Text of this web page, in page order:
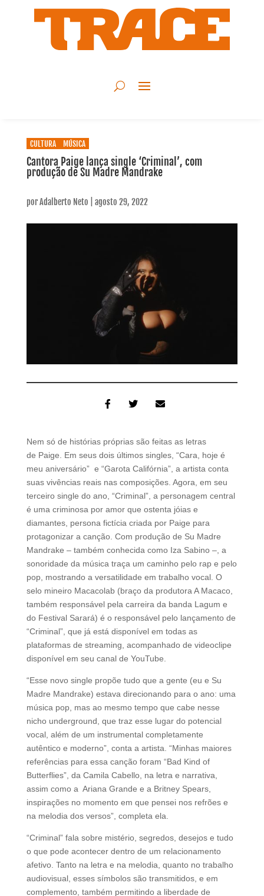
CULTURA MÚSICA
Cantora Paige lança single ‘Criminal’, com
produção de Su Madre Mandrake
porAdalberto Neto agosto 29, 2022
Nem só de histórias próprias são feitas as letras
de Paige. Em seus dois últimos singles, “Cara, hoje é
meu aniversário” e “Garota Califórnia”, a artista conta
suas vivências reais nas composições. Agora, em seu
terceiro single do ano, “Criminal”, a personagem central
é uma criminosa por amor que ostenta jóias e
diamantes, persona fictícia criada por Paige para
protagonizar a canção. Com produção de Su Madre
Mandrake – também conhecida como Iza Sabino –, a
sonoridade da música traça um caminho pelo rap e pelo
pop, mostrando a versatilidade em trabalho vocal. O
selo mineiro Macacolab (braço da produtora A Macaco,
também responsável pela carreira da banda Lagum e
do Festival Sarará) é o responsável pelo lançamento de
“Criminal”, que já está disponível em todas as
plataformas de streaming, acompanhado de videoclipe
disponível em seu canal de YouTube.
“Esse novo single propõe tudo que a gente (eu e Su
Madre Mandrake) estava direcionando para o ano: uma
música pop, mas ao mesmo tempo que cabe nesse
nicho underground, que traz esse lugar do potencial
vocal, além de um instrumental completamente
autêntico e moderno”, conta a artista. “Minhas maiores
referências para essa canção foram “Bad Kind of
Butterflies”, da Camila Cabello, na letra e narrativa,
assim como a Ariana Grande e a Britney Spears,
inspirações no momento em que pensei nos refrões e
na melodia dos versos”, completa ela.
“Criminal” fala sobre mistério, segredos, desejos e tudo
o que pode acontecer dentro de um relacionamento
afetivo. Tanto na letra e na melodia, quanto no trabalho
audiovisual, esses símbolos são transmitidos, e em
complemento, também permitindo a liberdade de